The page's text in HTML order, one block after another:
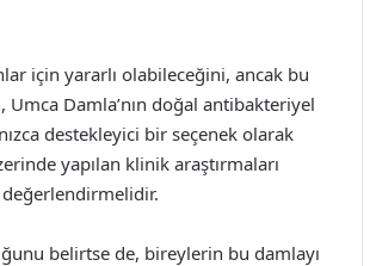
için yararlı olabileceğini, ancak bu
Damla’nın doğal antibakteriyel
destekleyici bir seçenek olarak
yapılan klinik araştırmaları
değerlendirmelidir.
belirtse de, bireylerin bu damlayı